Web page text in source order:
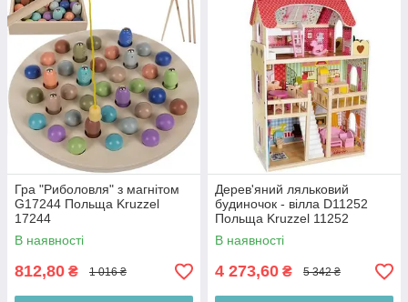
Гра "Риболовля" з магнітом
G17244 Польща Kruzzel
17244
В наявності
812,80 ₴ 1 016 ₴
Дерев'яний ляльковий
будиночок - вілла D11252
Польща Kruzzel 11252
В наявності
4 273,60 ₴ 5 342 ₴